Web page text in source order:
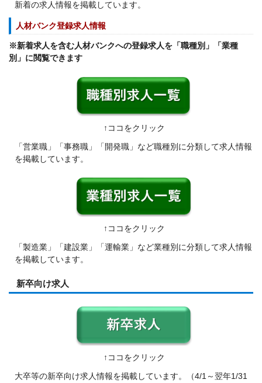
新着の求人情報を掲載しています。
人材バンク登録求人情報
※新着求人を含む人材バンクへの登録求人を「職種別」「業種
別」に閲覧できます
↑ココをクリック
「営業職」「事務職」「開発職」など職種別に分類して求人情報
を掲載しています。
↑ココをクリック
「製造業」「建設業」「運輸業」など業種別に分類して求人情報
を掲載しています。
新卒向け求人
↑ココをクリック
大卒等の新卒向け求人情報を掲載しています。（4/1～翌年1/31